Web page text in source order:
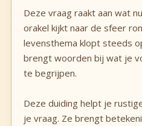
Deze vraag raakt aan wat
orakel kijkt naar de sfeer
levensthema klopt steeds
brengt woorden bij wat je
te begrijpen.
Deze duiding helpt je
je vraag. Ze brengt